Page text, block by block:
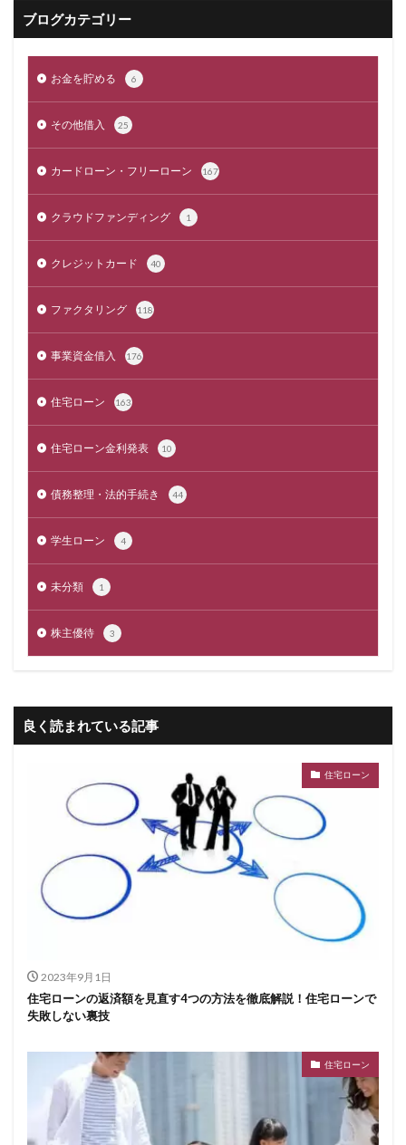
ブログカテゴリー
お金を貯める 6
その他借入 25
カードローン・フリーローン 167
クラウドファンディング 1
クレジットカード 40
ファクタリング 118
事業資金借入 176
住宅ローン 163
住宅ローン金利発表 10
債務整理・法的手続き 44
学生ローン 4
未分類 1
株主優待 3
良く読まれている記事
住宅ローン
2023年9月1日
住宅ローンの返済額を見直す4つの方法を徹底解説！住宅ローンで
失敗しない裏技
住宅ローン